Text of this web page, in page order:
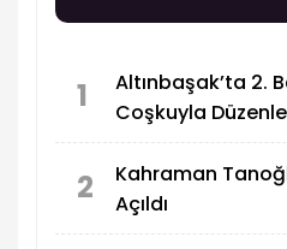
1
Altınbaşak’ta 2.
Coşkuyla
2
Kahraman
Açıldı